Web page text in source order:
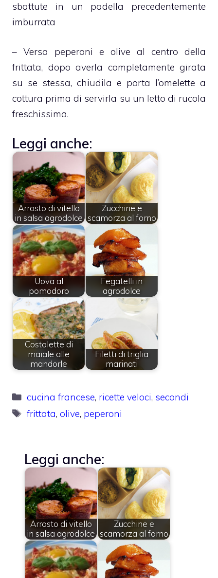
sbattute in un padella precedentemente
imburrata
– Versa peperoni e olive al centro della
frittata, dopo averla completamente girata
su se stessa, chiudila e porta l’omelette a
cottura prima di servirla su un letto di rucola
freschissima.
Leggi anche:
Arrosto di vitello
in salsa agrodolce
Zucchine e
scamorza al forno
Uova al
pomodoro
Fegatelli in
agrodolce
Costolette di
maiale alle
mandorle
Filetti di triglia
marinati
Categorie
cucina francese, ricette veloci, secondi
Tag
frittata,olive, peperoni
Leggi anche:
Arrosto di vitello
in salsa agrodolce
Zucchine e
scamorza al forno